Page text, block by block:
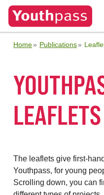
Home Publications
LEAFLETS
The leaflets give first-
Youthpass, for young
Scrolling down, you can